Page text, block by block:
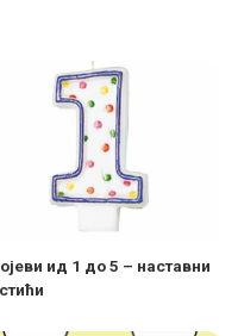
ид 1 до 5 – наставни